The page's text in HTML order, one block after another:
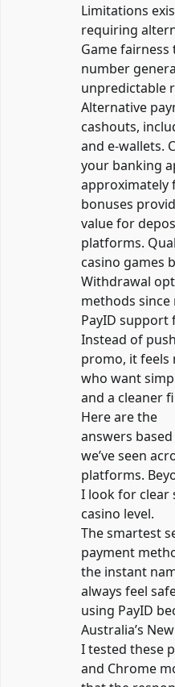
Limitations
requiring
Game
number
unpredictable
Alternative
cashouts,
and e-wallets.
your banking
approximately
bonuses
value for
platforms.
casino games
Withdrawal
methods
PayID support
Instead of
promo, it feels
who want
and a cleaner
Here are the
answers
we’ve seen
platforms.
I look for clear
casino level.
The smartest
payment
the instant
always feel
using PayID
Australia’s
I tested these
and Chrome